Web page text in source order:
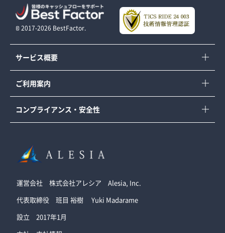
©︎ 2017-2026 BestFactor.
サービス概要
ご利用案内
コンプライアンス ・ 安全性
運営会社 株式会社アレシア Alesia, Inc.
代表取締役 班目 裕樹 Yuki Madarame
設立 2017年1月